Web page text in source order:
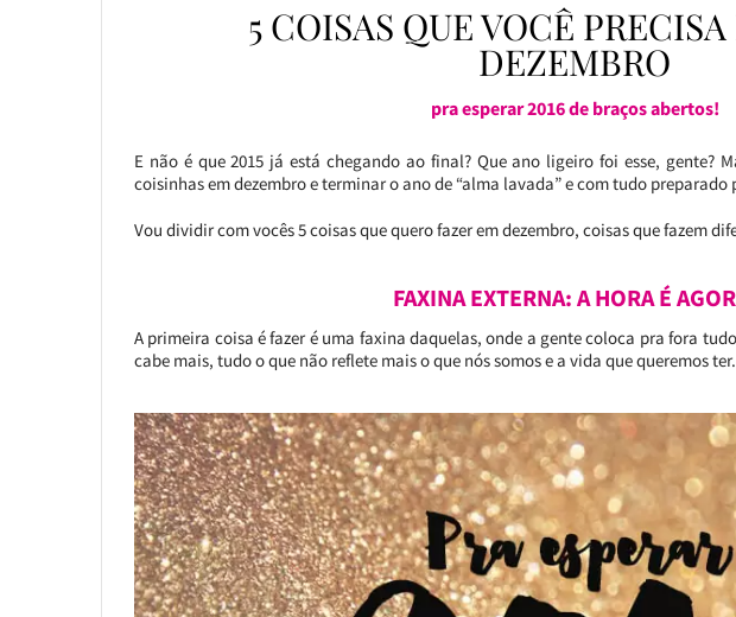
5 COISAS QUE VOCÊ
DEZEMBRO
pra esperar 2016 de braços abertos!
E não é que 2015 já está chegando ao final? Que ano ligeiro foi esse, gente?
coisinhas em dezembro e terminar o ano de “alma lavada” e com tudo preparado
Vou dividir com vocês 5 coisas que quero fazer em dezembro, coisas que fazem
FAXINA EXTERNA: A HORA É
A primeira coisa é fazer é uma faxina daquelas, onde a gente coloca pra fora
cabe mais, tudo o que não reflete mais o que nós somos e a vida que queremos ter.